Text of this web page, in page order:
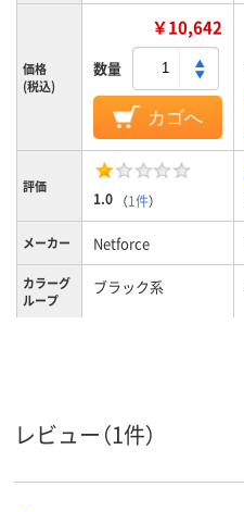
価格
(税込)
￥10,642
数量
カゴへ
評価
1.0 （1件）
メーカー Netforce
カラーグ
ループ
ブラック系
レビュー（1件）